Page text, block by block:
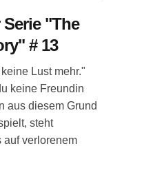
"The
# 13
Lust mehr."
keine Freundin
aus diesem Grund
steht
auf verlorenem